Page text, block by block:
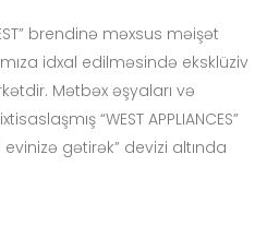
brendinə məxsus məişət
idxal edilməsində eksklüziv
Mətbəx əşyaları və
“WEST APPLIANCES”
gətirək” devizi altında